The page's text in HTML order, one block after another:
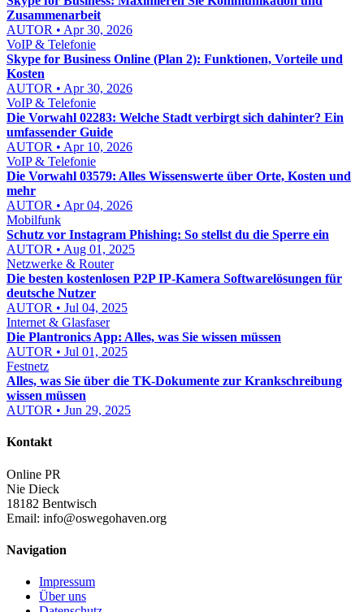
Zusammenarbeit
AUTOR • Apr 30, 2026
VoIP & Telefonie
Skype for Business Online (Plan 2): Funktionen, Vorteile und
Kosten
AUTOR • Apr 30, 2026
VoIP & Telefonie
Die Vorwahl 02283: Welche Stadt verbirgt sich dahinter? Ein
umfassender Guide
AUTOR • Apr 10, 2026
VoIP & Telefonie
Die Vorwahl 03579: Alles Wissenswerte über Orte, Kosten und
mehr
AUTOR • Apr 04, 2026
Mobilfunk
Schutz vor Instagram Phishing: So stellst du die Sperre ein
AUTOR • Aug 01, 2025
Netzwerke & Router
Die besten kostenlosen P2P IP-Kamera Softwarelösungen für
deutsche Nutzer
AUTOR • Jul 04, 2025
Internet & Glasfaser
Die Plantronics App: Alles, was Sie wissen müssen
AUTOR • Jul 01, 2025
Festnetz
Alles, was Sie über die TK-Dokumente zur Krankschreibung
wissen müssen
AUTOR • Jun 29, 2025
Kontakt
Online PR
Nie Dieck
18182 Bentwisch
Email: info@oswegohaven.org
Navigation
Impressum
Über uns